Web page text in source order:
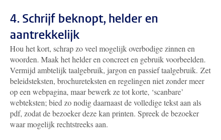
4. Schrijf beknopt, helder en
aantrekkelijk
Hou het kort, schrap zo veel mogelijk overbodige zinnen en
woorden. Maak het helder en concreet en gebruik voorbeelden.
Vermijd ambtelijk taalgebruik, jargon en passief taalgebruik. Zet
beleidsteksten, brochureteksten en regelingen niet zonder meer
op een webpagina, maar bewerk ze tot korte, ‘scanbare’
webteksten; bied zo nodig daarnaast de volledige tekst aan als
pdf, zodat de bezoeker deze kan printen. Spreek de bezoeker
waar mogelijk rechtstreeks aan.